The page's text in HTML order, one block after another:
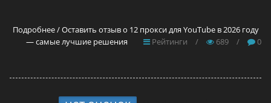
Подробнее / Оставить отзыв о 12 прокси для YouTube в 2026 году
— самые лучшие решения
Рейтинги / 689 / 0